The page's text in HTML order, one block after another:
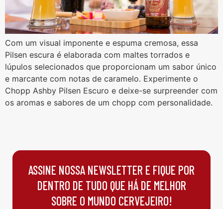
Com um visual imponente e espuma cremosa, essa
Pilsen escura é elaborada com maltes torrados e
lúpulos selecionados que proporcionam um sabor único
e marcante com notas de caramelo. Experimente o
Chopp Ashby Pilsen Escuro e deixe-se surpreender com
os aromas e sabores de um chopp com personalidade.
ASSINE NOSSA NEWSLETTER E FIQUE POR
DENTRO DE TUDO QUE HÁ DE MELHOR
SOBRE O MUNDO CERVEJEIRO!